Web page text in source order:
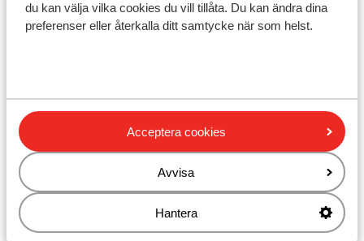
du kan välja vilka cookies du vill tillåta. Du kan ändra dina
preferenser eller återkalla ditt samtycke när som helst.
Acceptera cookies
Avvisa
Hantera
Avstånd till stranden ca 250 m (sandstrand,
Närmaste butiker ca 250 m
Närmaste restaurang ca 250 m
Dolmus ( till centrala mot betalning)
Andra boenden i Turkiets sydkust
Mardan Palace